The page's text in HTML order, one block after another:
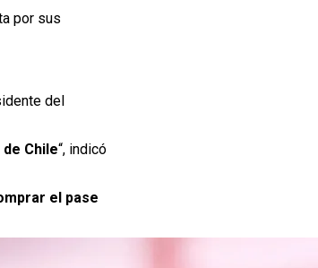
por sus
del
Chile“, indicó
el pase